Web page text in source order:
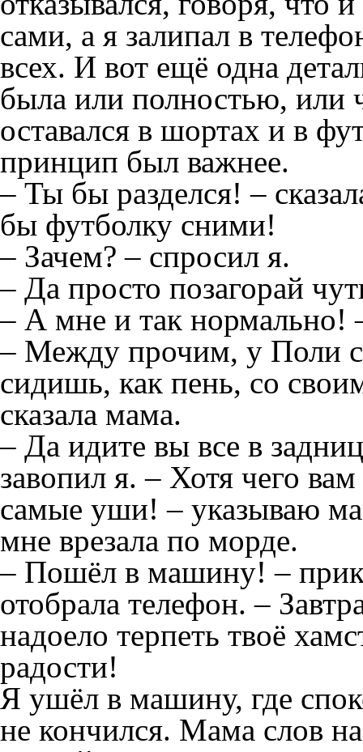
сами, а я залипал в
всех. И вот ещё одна
была или полностью, или
оставался в шортах и в
принцип был важнее.
– Ты бы разделся! –
бы футболку сними!
– Зачем? – спросил я.
– Да просто позагорай
– А мне и так нормально!
– Между прочим, у Поли
сидишь, как пень, со
сказала мама.
– Да идите вы все в
завопил я. – Хотя чего
самые уши! – указываю
мне врезала по морде.
– Пошёл в машину! –
отобрала телефон. –
надоело терпеть твоё
радости!
Я ушёл в машину, где
не кончился. Мама слов